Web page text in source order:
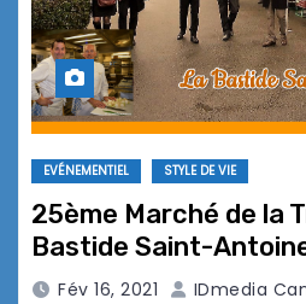
EVÉNEMENTIEL STYLE DE VIE
25ème Marché de la
Bastide Saint-
Fév 16, 2021 IDmedia